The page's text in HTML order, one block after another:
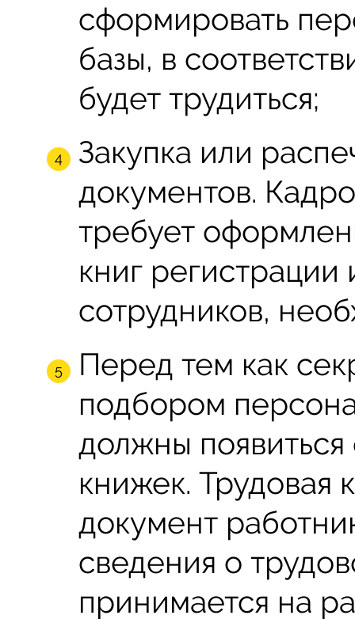
сформировать
базы, в
будет трудиться;
Закупка или
документов.
требует
книг
сотрудников,
Перед тем как
подбором
должны
книжек. Трудовая
документ
сведения о
принимается на